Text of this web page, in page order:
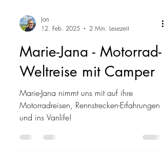
12. Feb. 2025
2 Min. Lesezeit
Marie-Jana - Motorrad-
Weltreise mit Camper
Marie-Jana nimmt uns mit auf ihre
und ins Vanlife!